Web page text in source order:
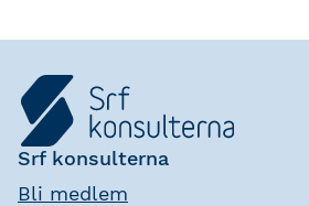
Srf konsulterna
Bli medlem